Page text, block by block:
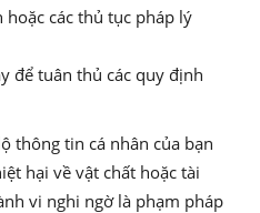
hoặc các thủ tục pháp lý
để tuân thủ các quy định
thông tin cá nhân của bạn
hại về vật chất hoặc tài
vi nghi ngờ là phạm pháp